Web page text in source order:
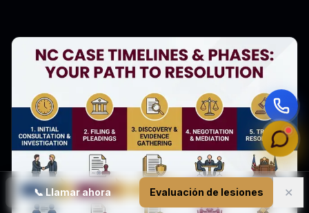
📞 Llamar ahora Evaluación de lesiones ✕